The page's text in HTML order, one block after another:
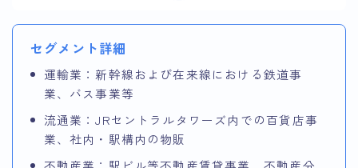
セグメント詳細
運輸業：新幹線および在来線における鉄道事
業、バス事業等
流通業：JRセントラルタワーズ内での百貨店事
業、社内・駅構内の物販